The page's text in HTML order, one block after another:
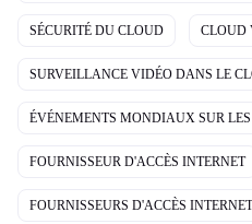
SÉCURITÉ DU CLOUD CLOUD
SURVEILLANCE VIDÉO DANS LE
ÉVÉNEMENTS MONDIAUX SUR
FOURNISSEUR D'ACCÈS INTERNET
FOURNISSEURS D'ACCÈS INTERNET